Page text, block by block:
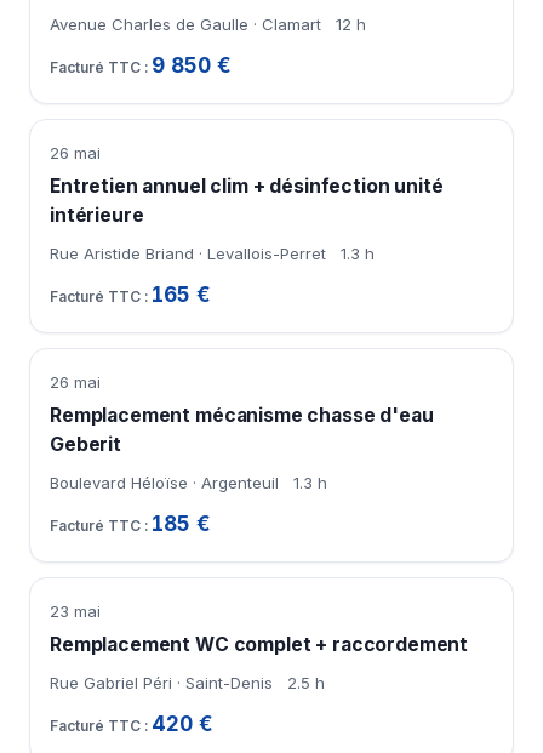
Avenue Charles de Gaulle · Clamart 12 h
9 850 €
26 mai
Entretien annuel clim + désinfection unité
intérieure
Rue Aristide Briand · Levallois-Perret 1.3 h
165 €
26 mai
Remplacement mécanisme chasse d'eau
Geberit
Boulevard Héloïse · Argenteuil 1.3 h
185 €
23 mai
Remplacement WC complet + raccordement
Rue Gabriel Péri · Saint-Denis 2.5 h
420 €